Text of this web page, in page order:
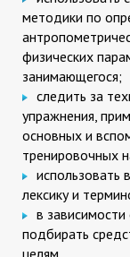
методики по
физических
занимающегося;
следить за
упражнения,
основных и
тренировочных
использовать
лексику и
в
подбирать
целям